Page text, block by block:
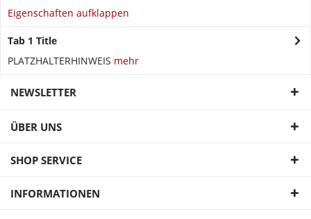
Eigenschaften aufklappen
Tab 1 Title
PLATZHALTERHINWEIS mehr
NEWSLETTER
ÜBER UNS
SHOP SERVICE
INFORMATIONEN